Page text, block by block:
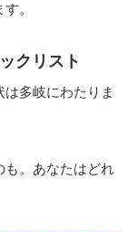
。
クリスト
多岐にわたりま
も。あなたはどれ